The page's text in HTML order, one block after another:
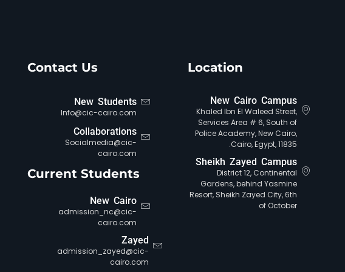
Location
New Cairo Campus
Khaled Ibn El Waleed Street,
Services Area # 6, South of
Police Academy, New Cairo,
Cairo, Egypt, 11835.
Sheikh Zayed Campus
District 12, Continental
Gardens, behind Yasmine
Resort, Sheikh Zayed City, 6th
of October
Contact Us
New Students
Info@cic-cairo.com
Collaborations
Socialmedia@cic-
cairo.com
Current Students
New Cairo
admission_nc@cic-
cairo.com
Zayed
admission_zayed@cic-
cairo.com